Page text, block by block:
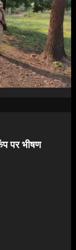
पर भीषण